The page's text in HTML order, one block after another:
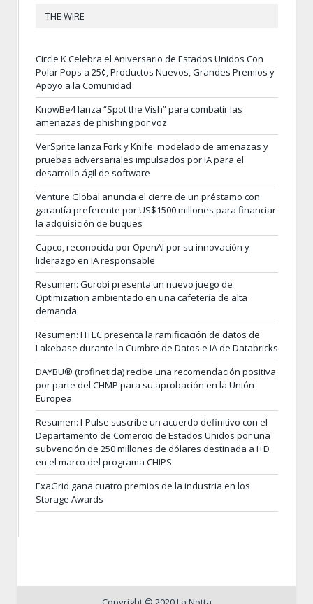
THE WIRE
Circle K Celebra el Aniversario de Estados Unidos Con
Polar Pops a 25¢, Productos Nuevos, Grandes Premios y
Apoyo a la Comunidad
KnowBe4 lanza “Spot the Vish” para combatir las
amenazas de phishing por voz
VerSprite lanza Fork y Knife: modelado de amenazas y
pruebas adversariales impulsados por IA para el
desarrollo ágil de software
Venture Global anuncia el cierre de un préstamo con
garantía preferente por US$1500 millones para financiar
la adquisición de buques
Capco, reconocida por OpenAI por su innovación y
liderazgo en IA responsable
Resumen: Gurobi presenta un nuevo juego de
Optimization ambientado en una cafetería de alta
demanda
Resumen: HTEC presenta la ramificación de datos de
Lakebase durante la Cumbre de Datos e IA de Databricks
DAYBU® (trofinetida) recibe una recomendación positiva
por parte del CHMP para su aprobación en la Unión
Europea
Resumen: I-Pulse suscribe un acuerdo definitivo con el
Departamento de Comercio de Estados Unidos por una
subvención de 250 millones de dólares destinada a I+D
en el marco del programa CHIPS
ExaGrid gana cuatro premios de la industria en los
Storage Awards